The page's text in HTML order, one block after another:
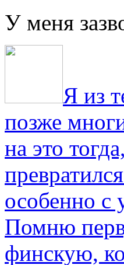
У меня
Я из
позже
на это
особенно с
Помню
финскую,